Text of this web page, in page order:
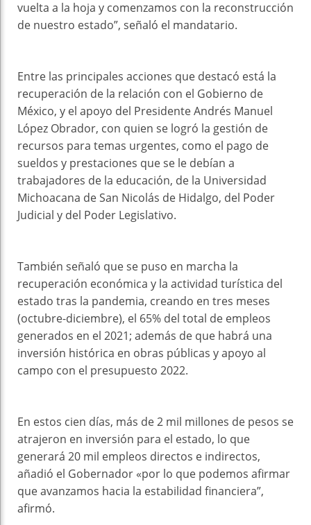
vuelta a la hoja y comenzamos con la reconstrucción
de nuestro estado”, señaló el mandatario.
Entre las principales acciones que destacó está la
recuperación de la relación con el Gobierno de
México, y el apoyo del Presidente Andrés Manuel
López Obrador, con quien se logró la gestión de
recursos para temas urgentes, como el pago de
sueldos y prestaciones que se le debían a
trabajadores de la educación, de la Universidad
Michoacana de San Nicolás de Hidalgo, del Poder
Judicial y del Poder Legislativo.
También señaló que se puso en marcha la
recuperación económica y la actividad turística del
estado tras la pandemia, creando en tres meses
(octubre-diciembre), el 65% del total de empleos
generados en el 2021; además de que habrá una
inversión histórica en obras públicas y apoyo al
campo con el presupuesto 2022.
En estos cien días, más de 2 mil millones de pesos se
atrajeron en inversión para el estado, lo que
generará 20 mil empleos directos e indirectos,
añadió el Gobernador «por lo que podemos afirmar
que avanzamos hacia la estabilidad financiera”,
afirmó.